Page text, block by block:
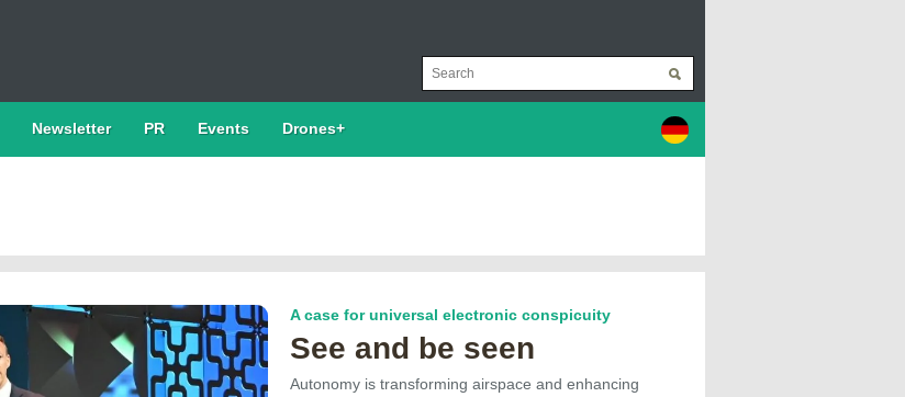
Newsletter PR Events Drones+
A case for universal electronic conspicuity
See and be seen
Autonomy is transforming airspace and enhancing